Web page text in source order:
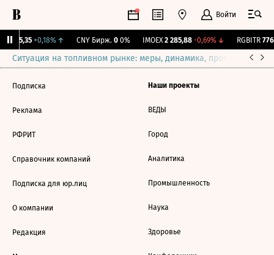
Войти
115,35 +0,18%↑ CNY Бирж. 0 0% IMOEX 2 285,88 -0,69%↓ RGBITR
Ситуация на топливном рынке: меры, динамика, прогнозы
Подписка
Реклама
РФРИТ
Справочник компаний
Подписка для юр.лиц
О компании
Редакция
Наши проекты
ВЕДЫ
Город
Аналитика
Промышленность
Наука
Здоровье